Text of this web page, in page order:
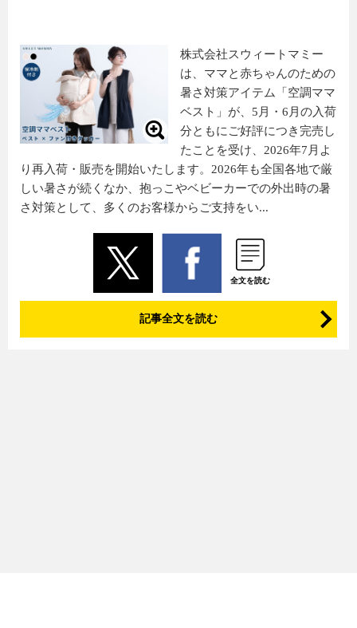
株式会社スウィートマミー
は、ママと赤ちゃんのための
暑さ対策アイテム「空調ママ
ベスト」が、5月・6月の入荷
分ともにご好評につき完売し
たことを受け、2026年7月よ
り再入荷・販売を開始いたします。2026年も全国各地で厳
しい暑さが続くなか、抱っこやベビーカーでの外出時の暑
さ対策として、多くのお客様からご支持をい...
全文を読む
記事全文を読む